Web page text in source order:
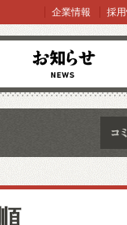
知らせ
企業情報 採